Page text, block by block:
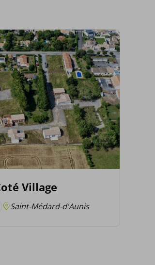
Village
Saint-Médard-d'Aunis